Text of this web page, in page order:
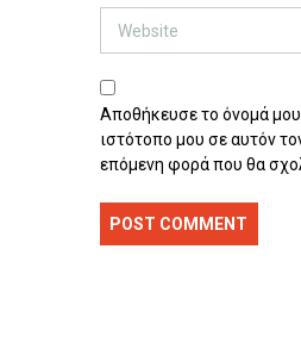
Αποθήκευσε το όνομά
ιστότοπο μου σε αυτόν
επόμενη φορά που θα